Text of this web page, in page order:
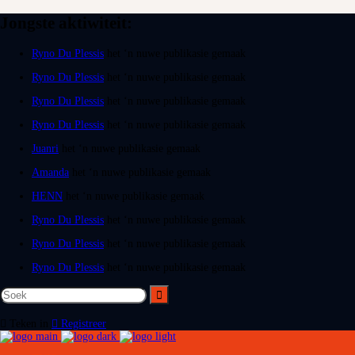
Ryno Du Plessis
Ryno Du Plessis
Ryno Du Plessis
Ryno Du Plessis
Juanri
Amanda
HENN
Ryno Du Plessis
Ryno Du Plessis
Ryno Du Plessis
Registreer